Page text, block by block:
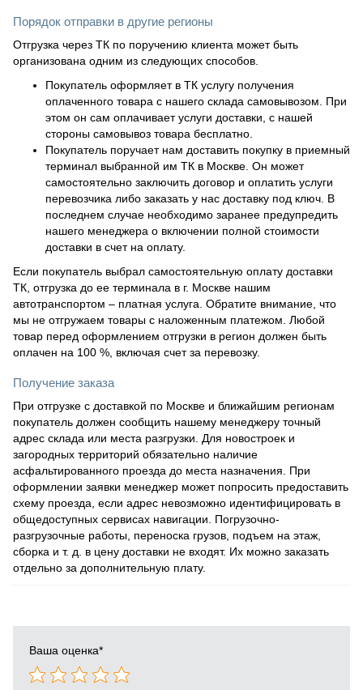
Порядок отправки в другие регионы
Отгрузка через ТК по поручению клиента может быть
организована одним из следующих способов.
Покупатель оформляет в ТК услугу получения
оплаченного товара с нашего склада самовывозом. При
этом он сам оплачивает услуги доставки, с нашей
стороны самовывоз товара бесплатно.
Покупатель поручает нам доставить покупку в приемный
терминал выбранной им ТК в Москве. Он может
самостоятельно заключить договор и оплатить услуги
перевозчика либо заказать у нас доставку под ключ. В
последнем случае необходимо заранее предупредить
нашего менеджера о включении полной стоимости
доставки в счет на оплату.
Если покупатель выбрал самостоятельную оплату доставки
ТК, отгрузка до ее терминала в г. Москве нашим
автотранспортом – платная услуга. Обратите внимание, что
мы не отгружаем товары с наложенным платежом. Любой
товар перед оформлением отгрузки в регион должен быть
оплачен на 100 %, включая счет за перевозку.
Получение заказа
При отгрузке с доставкой по Москве и ближайшим регионам
покупатель должен сообщить нашему менеджеру точный
адрес склада или места разгрузки. Для новостроек и
загородных территорий обязательно наличие
асфальтированного проезда до места назначения. При
оформлении заявки менеджер может попросить предоставить
схему проезда, если адрес невозможно идентифицировать в
общедоступных сервисах навигации. Погрузочно-
разгрузочные работы, переноска грузов, подъем на этаж,
сборка и т. д. в цену доставки не входят. Их можно заказать
отдельно за дополнительную плату.
Ваша оценка*